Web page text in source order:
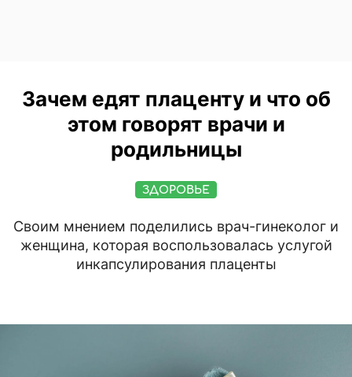
Зачем едят плаценту и что об
этом говорят врачи и
родильницы
ЗДОРОВЬЕ
Своим мнением поделились врач-гинеколог и
женщина, которая воспользовалась услугой
инкапсулирования плаценты